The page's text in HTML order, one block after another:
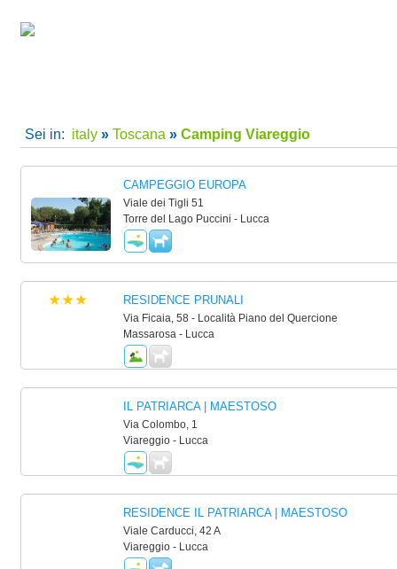
Sei in: italy» Toscana » Camping Viareggio
CAMPEGGIO EUROPA
Viale dei Tigli 51
Torre del Lago Puccini - Lucca
RESIDENCE PRUNALI
Via Ficaia, 58 - Località Piano del Quercione
Massarosa - Lucca
IL PATRIARCA | MAESTOSO
Via Colombo, 1
Viareggio - Lucca
RESIDENCE IL PATRIARCA | MAESTOSO
Viale Carducci, 42 A
Viareggio - Lucca